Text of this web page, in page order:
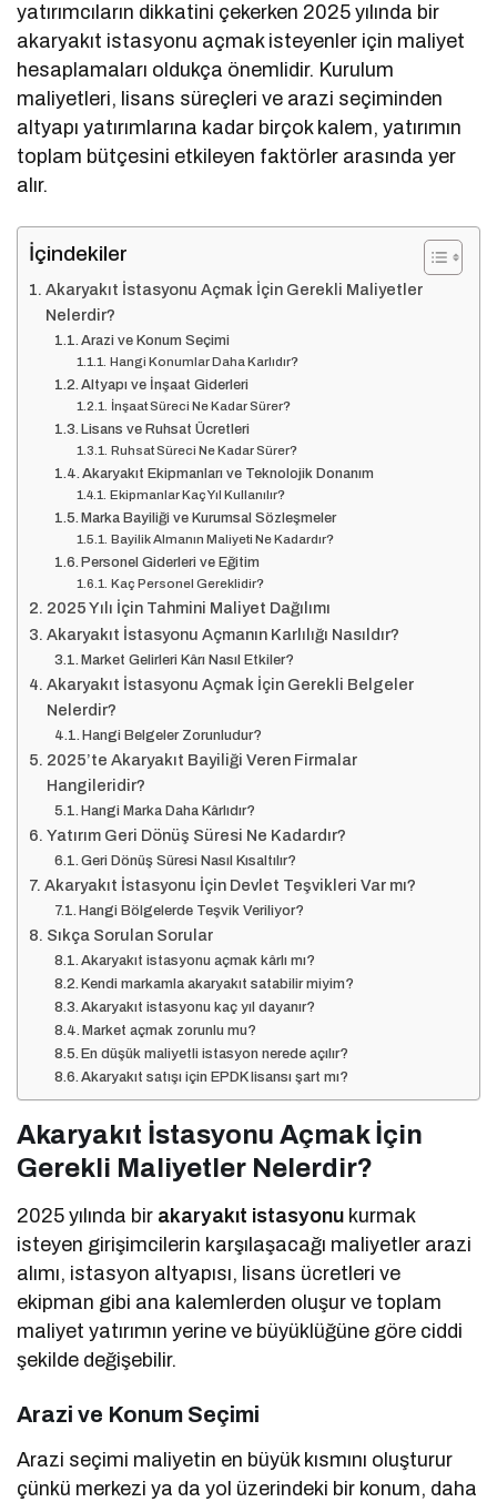
yatırımcıların dikkatini çekerken 2025 yılında bir
akaryakıt istasyonu açmak isteyenler için maliyet
hesaplamaları oldukça önemlidir. Kurulum
maliyetleri, lisans süreçleri ve arazi seçiminden
altyapı yatırımlarına kadar birçok kalem, yatırımın
toplam bütçesini etkileyen faktörler arasında yer
alır.
İçindekiler
Akaryakıt İstasyonu Açmak İçin Gerekli Maliyetler
Nelerdir?
Arazi ve Konum Seçimi
Hangi Konumlar Daha Karlıdır?
Altyapı ve İnşaat Giderleri
İnşaat Süreci Ne Kadar Sürer?
Lisans ve Ruhsat Ücretleri
Ruhsat Süreci Ne Kadar Sürer?
Akaryakıt Ekipmanları ve Teknolojik Donanım
Ekipmanlar Kaç Yıl Kullanılır?
Marka Bayiliği ve Kurumsal Sözleşmeler
Bayilik Almanın Maliyeti Ne Kadardır?
Personel Giderleri ve Eğitim
Kaç Personel Gereklidir?
2025 Yılı İçin Tahmini Maliyet Dağılımı
Akaryakıt İstasyonu Açmanın Karlılığı Nasıldır?
Market Gelirleri Kârı Nasıl Etkiler?
Akaryakıt İstasyonu Açmak İçin Gerekli Belgeler
Nelerdir?
Hangi Belgeler Zorunludur?
2025’te Akaryakıt Bayiliği Veren Firmalar
Hangileridir?
Hangi Marka Daha Kârlıdır?
Yatırım Geri Dönüş Süresi Ne Kadardır?
Geri Dönüş Süresi Nasıl Kısaltılır?
Akaryakıt İstasyonu İçin Devlet Teşvikleri Var mı?
Hangi Bölgelerde Teşvik Veriliyor?
Sıkça Sorulan Sorular
Akaryakıt istasyonu açmak kârlı mı?
Kendi markamla akaryakıt satabilir miyim?
Akaryakıt istasyonu kaç yıl dayanır?
Market açmak zorunlu mu?
En düşük maliyetli istasyon nerede açılır?
Akaryakıt satışı için EPDK lisansı şart mı?
Akaryakıt İstasyonu Açmak İçin
Gerekli Maliyetler Nelerdir?
2025 yılında bir akaryakıt istasyonu kurmak
isteyen girişimcilerin karşılaşacağı maliyetler arazi
alımı, istasyon altyapısı, lisans ücretleri ve
ekipman gibi ana kalemlerden oluşur ve toplam
maliyet yatırımın yerine ve büyüklüğüne göre ciddi
şekilde değişebilir.
Arazi ve Konum Seçimi
Arazi seçimi maliyetin en büyük kısmını oluşturur
çünkü merkezi ya da yol üzerindeki bir konum, daha